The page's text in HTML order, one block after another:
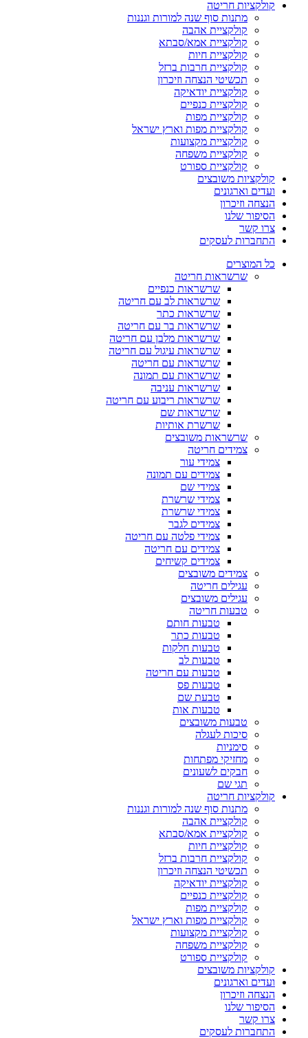
קולקציות חריטה
מתנות סוף שנה למורות וגננות
קולקציית אהבה
קולקציית אמא/סבתא
קולקציית חיות
קולקציית חרבות ברזל
תכשיטי הנצחה וזיכרון
קולקציית יודאיקה
קולקציית כנפיים
קולקציית מפות
קולקציית מפות וארץ ישראל
קולקציית מקצועות
קולקציית משפחה
קולקציית ספורט
קולקציות משובצים
ועדים וארגונים
הנצחה וזיכרון
הסיפור שלנו
צרו קשר
התחברות לעסקים
כל המוצרים
שרשראות חריטה
שרשראות כנפיים
שרשראות לב עם חריטה
שרשראות כתר
שרשראות בר עם חריטה
שרשראות מלבן עם חריטה
שרשראות עיגול עם חריטה
שרשראות עם חריטה
שרשראות עם תמונה
שרשראות עניבה
שרשראות ריבוע עם חריטה
שרשראות שם
שרשרת אותיות
שרשראות משובצים
צמידים חריטה
צמידי עור
צמידים עם תמונה
צמידי שם
צמידי שרשרת
צמידי שרשרת
צמידים לגבר
צמידי פלטה עם חריטה
צמידים עם חריטה
צמידים קשיחים
צמידים משובצים
עגילים חריטה
עגילים משובצים
טבעות חריטה
טבעות חותם
טבעות כתר
טבעות חלקות
טבעות לב
טבעות עם חריטה
טבעות פס
טבעת שם
טבעות אות
טבעות משובצים
סיכות לעגלה
סימניות
מחזיקי מפתחות
חבקים לשעונים
תגי שם
קולקציות חריטה
מתנות סוף שנה למורות וגננות
קולקציית אהבה
קולקציית אמא/סבתא
קולקציית חיות
קולקציית חרבות ברזל
תכשיטי הנצחה וזיכרון
קולקציית יודאיקה
קולקציית כנפיים
קולקציית מפות
קולקציית מפות וארץ ישראל
קולקציית מקצועות
קולקציית משפחה
קולקציית ספורט
קולקציות משובצים
ועדים וארגונים
הנצחה וזיכרון
הסיפור שלנו
צרו קשר
התחברות לעסקים